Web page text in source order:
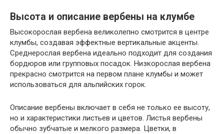
Высота и описание вербены на клумбе
Высокорослая вербена великолепно смотрится в центре
клумбы, создавая эффектные вертикальные акценты.
Среднерослая вербена идеально подходит для создания
бордюров или групповых посадок. Низкорослая вербена
прекрасно смотрится на первом плане клумбы и может
использоваться для альпийских горок.
Описание вербены включает в себя не только ее высоту,
но и характеристики листьев и цветов. Листья вербены
обычно зубчатые и мелкого размера. Цветки, в